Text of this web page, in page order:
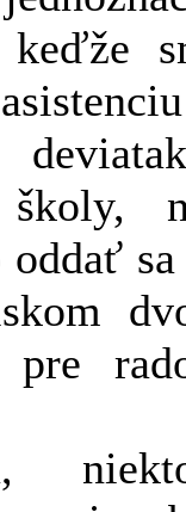
školy,
sa
pre